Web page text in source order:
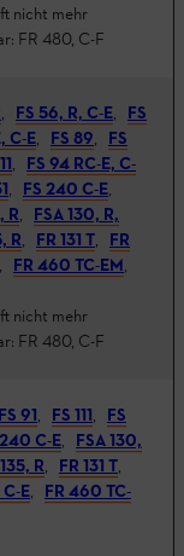
nicht mehr
FR 480, C-F
, FS 56, R, C-E, FS
C-E, FS 89, FS
, FS 94 RC-E, C-
, FS 240 C-E,
R, FSA 130, R,
R, FR 131 T, FR
, FR 460 TC-EM,
nicht mehr
FR 480, C-F
91, FS 111, FS
C-E, FSA 130,
R, FR 131 T,
E, FR 460 TC-